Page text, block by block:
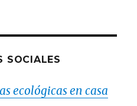
SOCIALES
ecológicas en casa